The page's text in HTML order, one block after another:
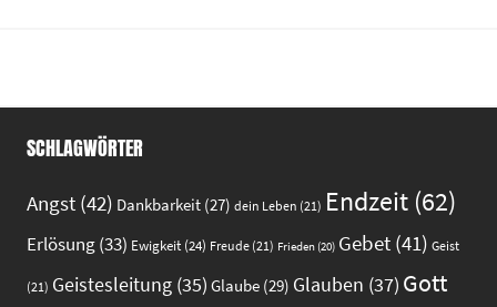
SCHLAGWÖRTER
Angst (42) Dankbarkeit (27) dein Leben (21) Endzeit (62)
Erlösung(33) Ewigkeit (24) Freude (21) Frieden (20) Gebet (41) Geist
(21) Geistesleitung (35) Glaube (29) Glauben (37) Gott